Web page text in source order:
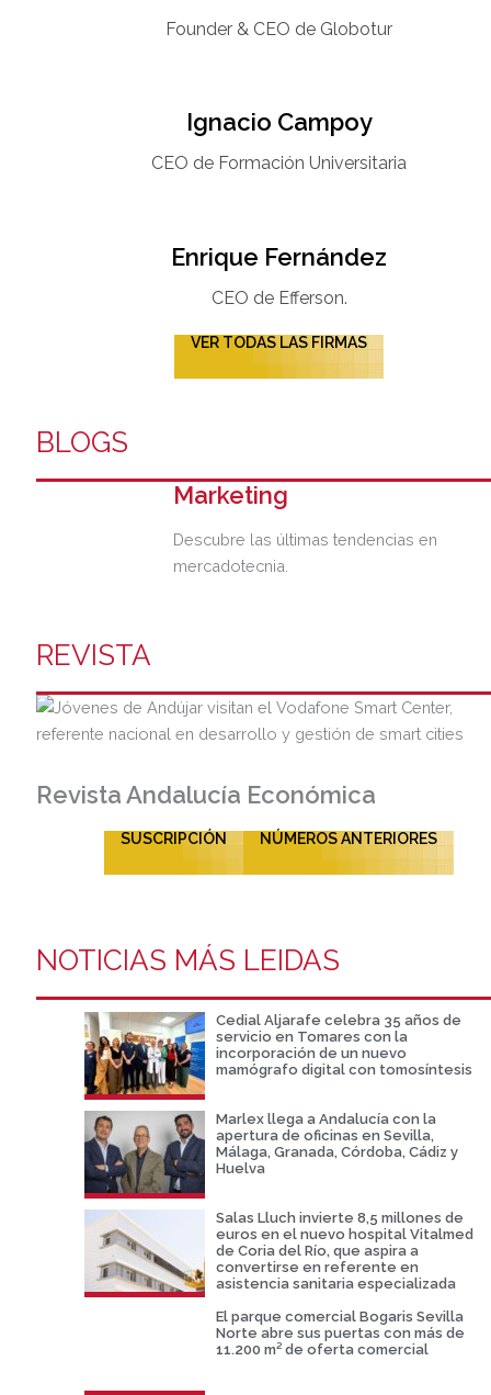
Founder & CEO de Globotur​
Ignacio Campoy​
CEO de Formación Universitaria​
Enrique Fernández
CEO de Efferson.
VER TODAS LAS FIRMAS
BLOGS
Marketing
Descubre las últimas tendencias en
mercadotecnia.
REVISTA
Revista Andalucía Económica
SUSCRIPCIÓN NÚMEROS ANTERIORES
NOTICIAS MÁS LEIDAS
Cedial Aljarafe celebra 35 años de
servicio en Tomares con la
incorporación de un nuevo
mamógrafo digital con tomosíntesis
Marlex llega a Andalucía con la
apertura de oficinas en Sevilla,
Málaga, Granada, Córdoba, Cádiz y
Huelva
Salas Lluch invierte 8,5 millones de
euros en el nuevo hospital Vitalmed
de Coria del Río, que aspira a
convertirse en referente en
asistencia sanitaria especializada
El parque comercial Bogaris Sevilla
Norte abre sus puertas con más de
11.200 m² de oferta comercial